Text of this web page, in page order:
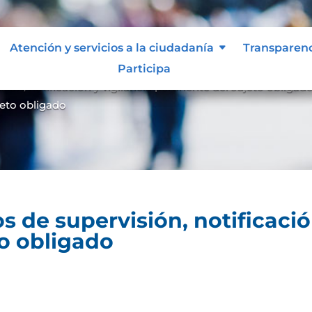
Atención y servicios a la ciudadanía
Participa
notificación y vigilancia pertinente del sujeto obligado
obligado
Atención y servicios a la ciudadanía
Participa
de supervisión,
obligado